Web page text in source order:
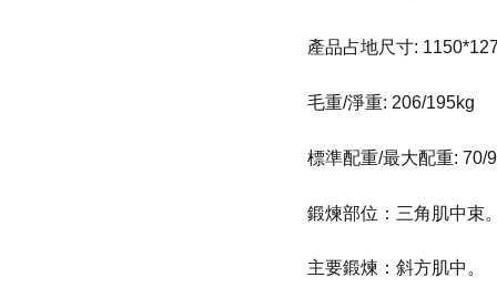
產品占地尺寸:
毛重/淨重: 206/195kg
標準配重/最大配重: 70/
鍛煉部位：三角肌中束
主要鍛煉：斜方肌中。